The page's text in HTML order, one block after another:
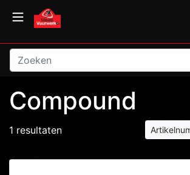
Compound
1 resultaten